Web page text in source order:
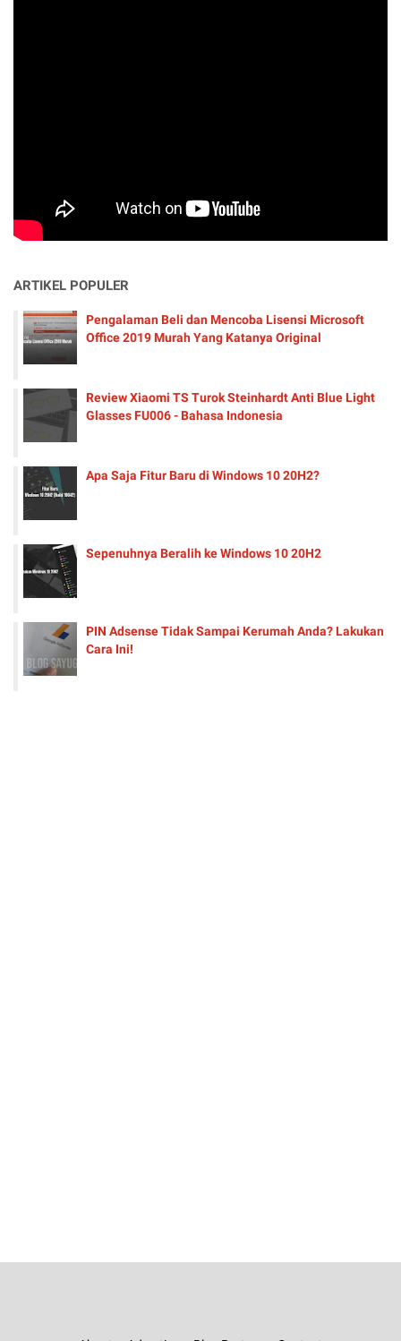
ARTIKEL POPULER
Pengalaman Beli dan Mencoba Lisensi Microsoft
Office 2019 Murah Yang Katanya Original
Review Xiaomi TS Turok Steinhardt Anti Blue Light
Glasses FU006 - Bahasa Indonesia
Apa Saja Fitur Baru di Windows 10 20H2?
Sepenuhnya Beralih ke Windows 10 20H2
PIN Adsense Tidak Sampai Kerumah Anda? Lakukan
Cara Ini!